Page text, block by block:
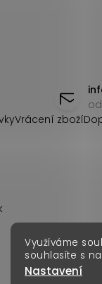
Využíváme
souhlasíte s
Nastavení
Vrácení zboží